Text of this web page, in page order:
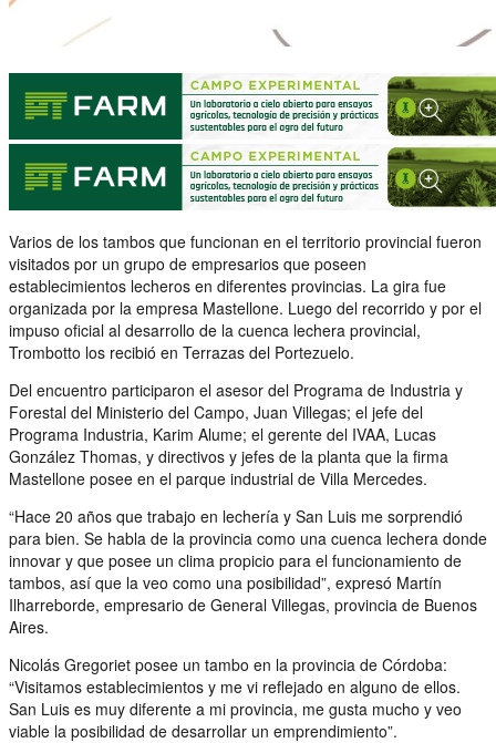
Varios de los tambos que funcionan en el territorio provincial fueron
visitados por un grupo de empresarios que poseen
establecimientos lecheros en diferentes provincias. La gira fue
organizada por la empresa Mastellone. Luego del recorrido y por el
impuso oficial al desarrollo de la cuenca lechera provincial,
Trombotto los recibió en Terrazas del Portezuelo.
Del encuentro participaron el asesor del Programa de Industria y
Forestal del Ministerio del Campo, Juan Villegas; el jefe del
Programa Industria, Karim Alume; el gerente del IVAA, Lucas
González Thomas, y directivos y jefes de la planta que la firma
Mastellone posee en el parque industrial de Villa Mercedes.
“Hace 20 años que trabajo en lechería y San Luis me sorprendió
para bien. Se habla de la provincia como una cuenca lechera donde
innovar y que posee un clima propicio para el funcionamiento de
tambos, así que la veo como una posibilidad”, expresó Martín
Ilharreborde, empresario de General Villegas, provincia de Buenos
Aires.
Nicolás Gregoriet posee un tambo en la provincia de Córdoba:
“Visitamos establecimientos y me vi reflejado en alguno de ellos.
San Luis es muy diferente a mi provincia, me gusta mucho y veo
viable la posibilidad de desarrollar un emprendimiento”.